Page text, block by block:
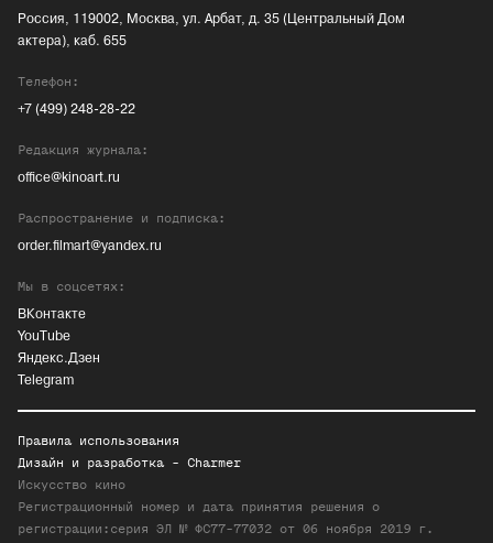
Россия, 119002, Москва, ул. Арбат, д. 35 (Центральный Дом
актера), каб. 655
Телефон:
+7 (499) 248-28-22
Редакция журнала:
office@kinoart.ru
Распространение и подписка:
order.filmart@yandex.ru
Мы в соцсетях:
ВКонтакте
YouTube
Яндекс.Дзен
Telegram
Правила использования
Дизайн и разработка - Charmer
Искусство кино
Регистрационный номер и дата принятия решения о
регистрации:серия ЭЛ № ФС77-77032 от 06 ноября 2019 г.